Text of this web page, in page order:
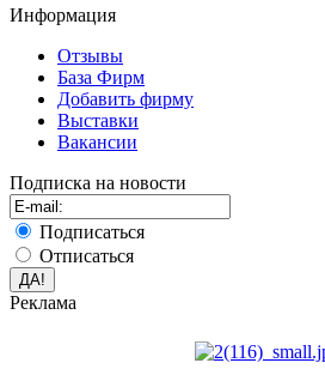
Информация
Отзывы
База Фирм
Добавить фирму
Выставки
Вакансии
Подписка на новости
Подписаться
Отписаться
Реклама